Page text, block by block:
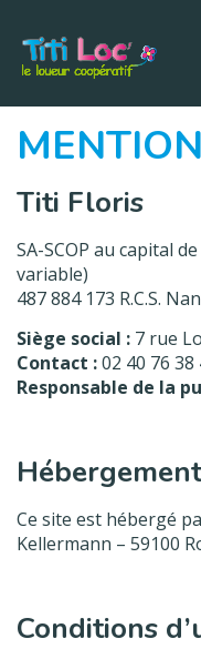
Titi Floris
SA-SCOP au capital
variable)
487 884 173 R.C.S.
Siège social : 7 rue
Contact :02 40 76 38
Responsable de la
Hébergement
Ce site est hébergé
Kellermann – 59100
Conditions